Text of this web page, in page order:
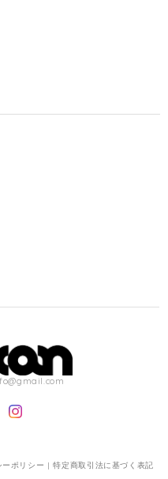
ーポリシー |特定商取引法に基づく表記